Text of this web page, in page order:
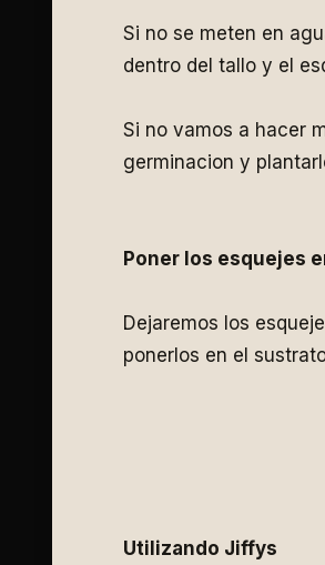
Si no se meten en
dentro del tallo y el
Si no vamos a hacer
germinacion y
Poner los esquejes
Dejaremos los
ponerlos en el
Utilizando Jiffys